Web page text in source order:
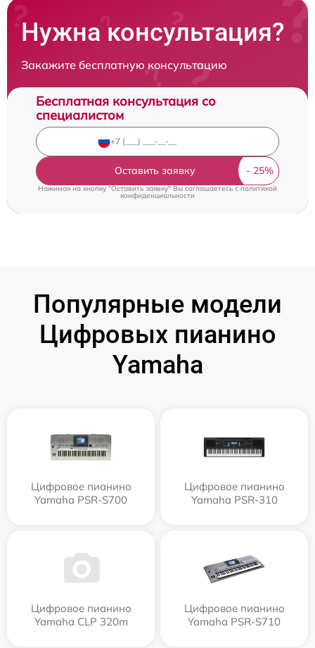
Нужна консультация?
Закажите бесплатную консультацию
Бесплатная консультация со
специалистом
Оставить заявку
Нажимая на кнопку "Оставить заявку" Вы соглашаетесь cполитикой
конфиденциальности
Популярные модели
Цифровых пианино
Yamaha
Цифровое пианино
Yamaha PSR-S700
Цифровое пианино
Yamaha PSR-310
Цифровое пианино
Yamaha CLP 320m
Цифровое пианино
Yamaha PSR-S710